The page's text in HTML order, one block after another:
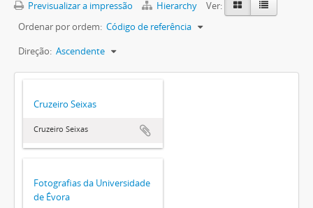
Previsualizar a impressão Hierarchy
Ver:
Ordenar por ordem: Código de referência
Direção: Ascendente
Cruzeiro Seixas
Cruzeiro Seixas
Fotografias da Universidade
de Évora